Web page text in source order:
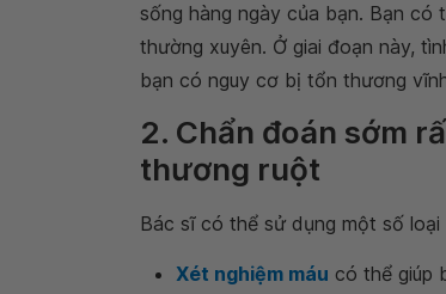
sống hàng ngày của bạn. Bạn
thường xuyên. Ở giai đoạn này,
bạn có nguy cơ bị tổn thương
2. Chẩn đoán sớm
thương ruột
Bác sĩ có thể sử dụng một số
Xét nghiệm máu có thể giúp